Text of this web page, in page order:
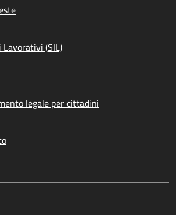
(SIL)
legale per cittadini